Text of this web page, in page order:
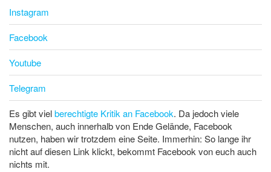
Instagram
Facebook
Youtube
Telegram
Es gibt vielberechtigte Kritik an Facebook. Da jedoch viele
Menschen, auch innerhalb von Ende Gelände, Facebook
nutzen, haben wir trotzdem eine Seite. Immerhin: So lange ihr
nicht auf diesen Link klickt, bekommt Facebook von euch auch
nichts mit.